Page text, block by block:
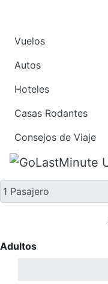
Vuelos
Autos
Hoteles
Casas Rodantes
Consejos de Viaje
Solo ida
Adultos